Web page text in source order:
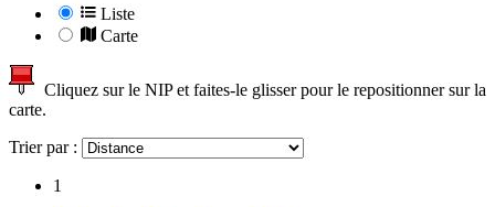
Liste
Carte
Cliquez sur le NIP et faites-le glisser pour le repositionner sur la
carte.
Trier par :
1